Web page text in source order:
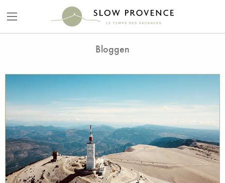
Bloggen